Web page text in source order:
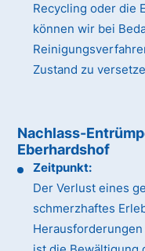
Recycling oder die
können wir bei
Zustand zu
Nachlass-
Eberhardshof
Zeitpunkt:
Der Verlust eines
schmerzhaftes